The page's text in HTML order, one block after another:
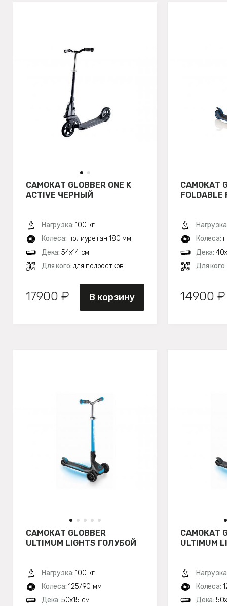
САМОКАТ GLOBBER ONE K
ACTIVE ЧЕРНЫЙ
Нагрузка: 100 кг
Колеса: полиуретан 180 мм
Дека: 54x14 см
Для кого: для подростков
17900 ₽ В корзину
САМОКАТ
Колеса:
Дека:
Для кого:
14900 ₽
САМОКАТ GLOBBER
ULTIMUM LIGHTS ГОЛУБОЙ
Нагрузка: 100 кг
Колеса: 125/90 мм
Дека: 50х15 см
САМОКАТ
ULTIMUM
Колеса:
Дека: